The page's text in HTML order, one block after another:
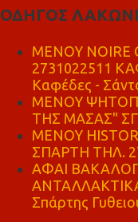
ΟΔΗΓΟΣ
MENOY NOIRE
2731022511
Καφέδες -
ΜΕΝΟΥ
ΤΗΣ ΜΑΣΑΣ"
ΜΕΝΟΥ
ΣΠΑΡΤΗ ΤΗΛ.
ΑΦΑΙ
Σπάρτης